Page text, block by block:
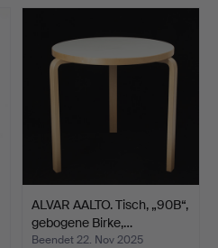
ALVAR AALTO. Tisch, „90B“,
gebogene Birke,…
Beendet 22. Nov 2025